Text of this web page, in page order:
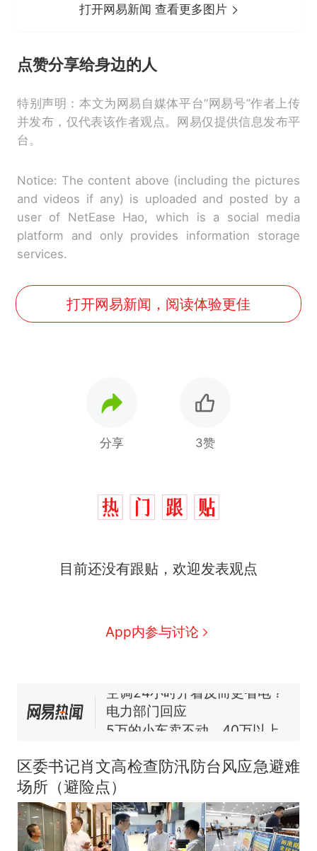
打开网易新闻 查看更多图片
点赞分享给身边的人
特别声明：本文为网易自媒体平台“网易号”作者上传
并发布，仅代表该作者观点。网易仅提供信息发布平
台。
Notice: The content above (including the pictures
and videos if any) is uploaded and posted by a
user of NetEase Hao, which is a social media
platform and only provides information storage
services.
打开网易新闻，阅读体验更佳
分享 3赞
目前还没有跟贴，欢迎发表观点
App内参与讨论
热
十多万人报名的考试，成绩
家，刚改国名，总统就邀请中
了……
视频丨只要一枚命中就能让航
母瘫痪 轰-6J实力有多强？
5万的小车卖不动，40万以上
的抢着买
全部作废，公平么？
区委书记肖文高检查防汛防台风应急避难
场所（避险点）